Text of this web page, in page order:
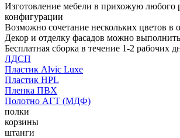
Изготовление мебели в прихожую любого
конфигурации
Возможно сочетание нескольких цветов в
Декор и отделку фасадов можно
Бесплатная сборка в течение 1-2 рабочих
ЛДСП
Пластик Alvic Luxe
Пластик HPL
Пленка ПВХ
Полотно АГТ (МДФ)
полки
корзины
штанги